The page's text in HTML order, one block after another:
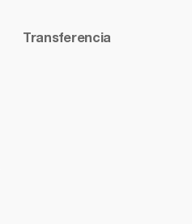
Transferencia